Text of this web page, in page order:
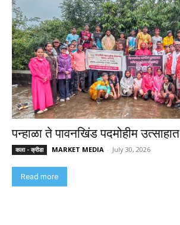
पन्हाळा ते पावनखिंड पदमोहीम उत्साहात
कला - क्रीडा MARKET MEDIA - July 30, 2026
Read more